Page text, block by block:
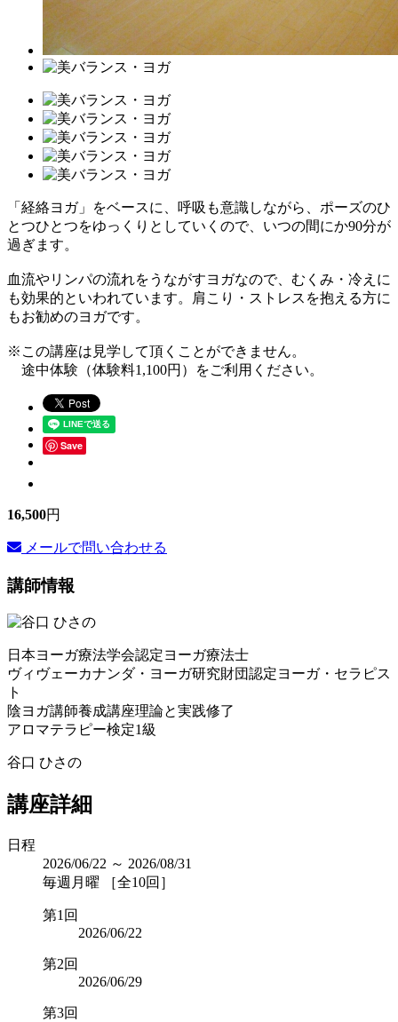
「経絡ヨガ」をベースに、呼吸も意識しながら、ポーズのひ
とつひとつをゆっくりとしていくので、いつの間にか90分が
過ぎます。
血流やリンパの流れをうながすヨガなので、むくみ・冷えに
も効果的といわれています。肩こり・ストレスを抱える方に
もお勧めのヨガです。
※この講座は見学して頂くことができません。
途中体験（体験料1,100円）をご利用ください。
Save
16,500円
メールで問い合わせる
講師情報
日本ヨーガ療法学会認定ヨーガ療法士
ヴィヴェーカナンダ・ヨーガ研究財団認定ヨーガ・セラピス
ト
陰ヨガ講師養成講座理論と実践修了
アロマテラピー検定1級
谷口 ひさの
講座詳細
日程
2026/06/22 ～ 2026/08/31
毎週月曜 ［全10回］
第1回
2026/06/22
第2回
2026/06/29
第3回